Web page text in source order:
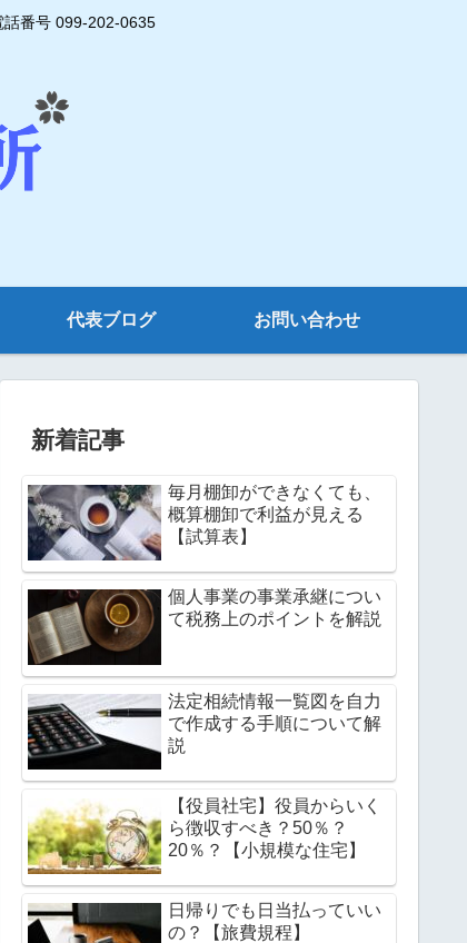
番号 099-202-0635
代表ブログ お問い合わせ
新着記事
毎月棚卸ができなくても、
概算棚卸で利益が見える
【試算表】
個人事業の事業承継につい
て税務上のポイントを解説
法定相続情報一覧図を自力
で作成する手順について解
説
【役員社宅】役員からいく
ら徴収すべき？50％？
20％？【小規模な住宅】
日帰りでも日当払っていい
の？【旅費規程】